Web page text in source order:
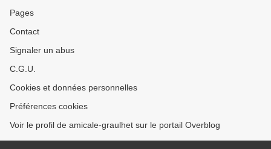
Pages
Contact
Signaler un abus
C.G.U.
Cookies et données personnelles
Préférences cookies
Voir le profil de amicale-graulhet sur le portail Overblog